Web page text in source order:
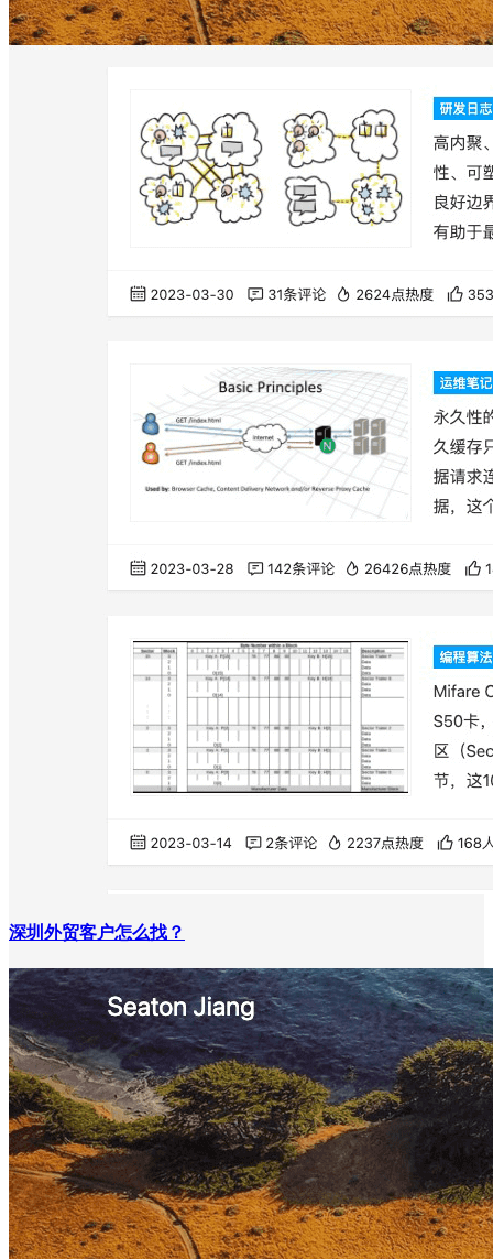
深圳外贸客户怎么找？